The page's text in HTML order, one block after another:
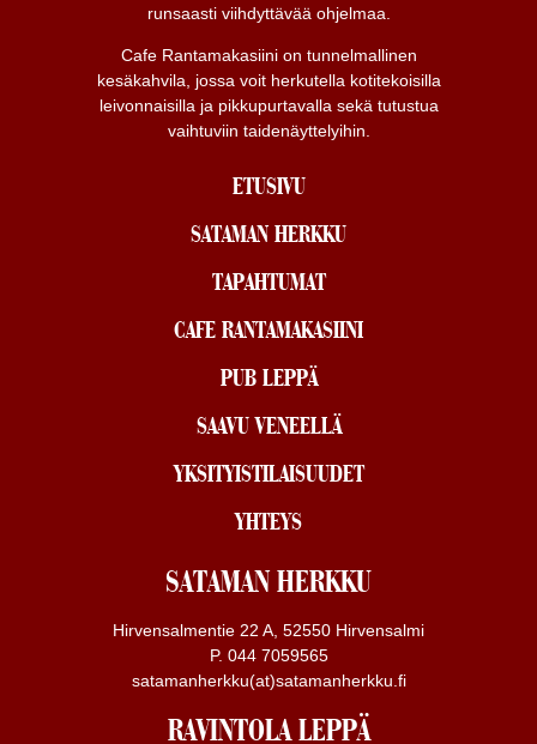
runsaasti viihdyttävää ohjelmaa.
Cafe Rantamakasiini on tunnelmallinen
kesäkahvila, jossa voit herkutella kotitekoisilla
leivonnaisilla ja pikkupurtavalla sekä tutustua
vaihtuviin taidenäyttelyihin.
ETUSIVU
SATAMAN HERKKU
TAPAHTUMAT
CAFE RANTAMAKASIINI
PUB LEPPÄ
SAAVU VENEELLÄ
YKSITYISTILAISUUDET
YHTEYS
SATAMAN HERKKU
Hirvensalmentie 22 A, 52550 Hirvensalmi
P. 044 7059565
satamanherkku(at)satamanherkku.fi
RAVINTOLA LEPPÄ